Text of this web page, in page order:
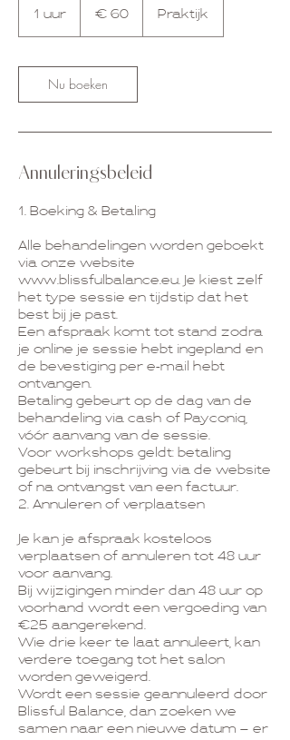
1 uur € 60 Praktijk
Nu boeken
Annuleringsbeleid
1. Boeking & Betaling
Alle behandelingen worden geboekt
via onze website
www.blissfulbalance.eu. Je kiest zelf
het type sessie en tijdstip dat het
best bij je past.
Een afspraak komt tot stand zodra
je online je sessie hebt ingepland en
de bevestiging per e-mail hebt
ontvangen.
Betaling gebeurt op de dag van de
behandeling via cash of Payconiq,
vóór aanvang van de sessie.
Voor workshops geldt: betaling
gebeurt bij inschrijving via de website
of na ontvangst van een factuur.
2. Annuleren of verplaatsen
Je kan je afspraak kosteloos
verplaatsen of annuleren tot 48 uur
voor aanvang.
Bij wijzigingen minder dan 48 uur op
voorhand wordt een vergoeding van
€25 aangerekend.
Wie drie keer te laat annuleert, kan
verdere toegang tot het salon
worden geweigerd.
Wordt een sessie geannuleerd door
Blissful Balance, dan zoeken we
samen naar een nieuwe datum – er